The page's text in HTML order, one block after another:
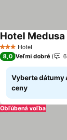
3 Počet hviezdičiek
Hotel
Hotel Medusa
8,0 Veľmi dobré
Vyberte dátumy
ceny
Obľúbená voľba